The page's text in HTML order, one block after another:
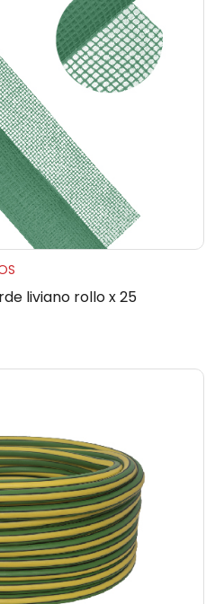
liviano rollo x 25